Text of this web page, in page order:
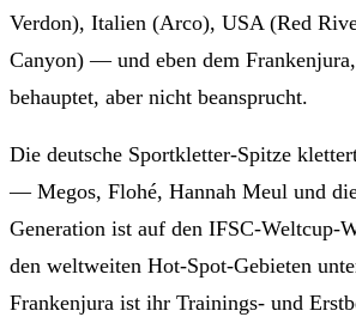
Verdon), Italien (Arco), USA (Red
Canyon) — und eben dem
behauptet, aber nicht beansprucht.
Die deutsche Sportkletter-Spitze
— Megos, Flohé, Hannah Meul und
Generation ist auf den IFSC-Weltcup-
den weltweiten Hot-Spot-Gebieten
Frankenjura ist ihr Trainings- und